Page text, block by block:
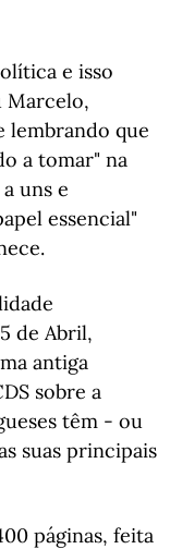
e isso
Marcelo,
lembrando que
a tomar" na
uns e
essencial"
de Abril,
antiga
sobre a
têm - ou
suas principais
páginas, feita